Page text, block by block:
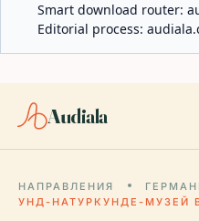
Smart download router:
Editorial process:
Audiala
НАПРАВЛЕНИЯ
УНД-НАТУРКУНДЕ-МУЗЕЙ